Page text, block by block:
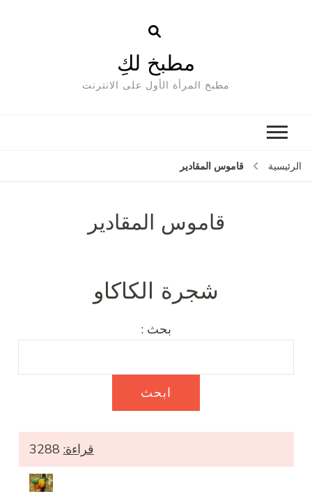
مطبخ لكِ
مطبخ المرأة الأول على الانترنت
الرئيسية قاموس المقادير
قاموس المقادير
شجرة الكاكاو
بحث :
قراءة:3288